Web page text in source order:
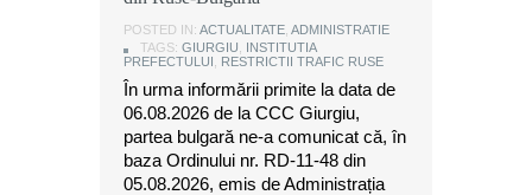
POSTED IN: ACTUALITATE ADMINISTRATIE
TAGS: GIURGIU
INSTITUTIA
PREFECTULUI
RESTRICTII TRAFIC RUSE
În urma informării primite la data de
06.08.2026 de la CCC Giurgiu,
partea bulgară ne-a comunicat că, în
baza Ordinului nr. RD-11-48 din
05.08.2026, emis de Administrația